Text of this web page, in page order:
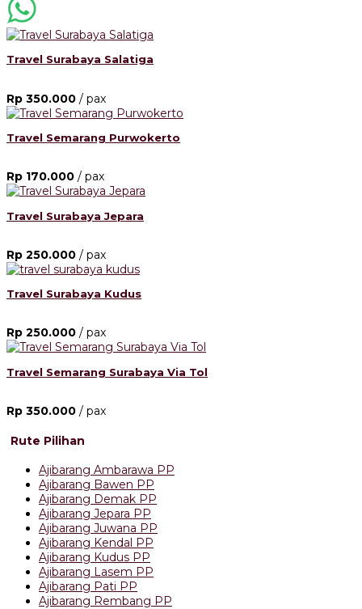
Travel Surabaya Salatiga
Rp 350.000 / pax
Travel Semarang Purwokerto
Rp 170.000 / pax
Travel Surabaya Jepara
Rp 250.000 / pax
Travel Surabaya Kudus
Rp 250.000 / pax
Travel Semarang Surabaya Via Tol
Rp 350.000 / pax
Rute Pilihan
Ajibarang Ambarawa PP
Ajibarang Bawen PP
Ajibarang Demak PP
Ajibarang Jepara PP
Ajibarang Juwana PP
Ajibarang Kendal PP
Ajibarang Kudus PP
Ajibarang Lasem PP
Ajibarang Pati PP
Ajibarang Rembang PP